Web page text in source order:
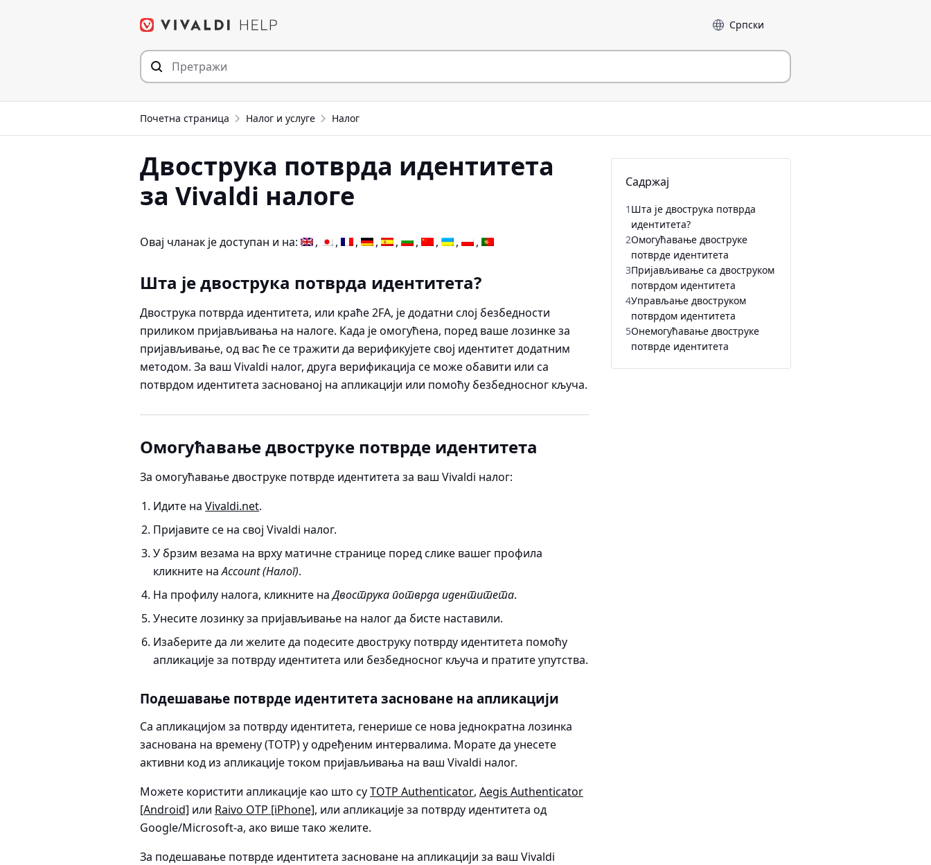
Језик
Почетна страница Налог и услуге Налог
Двострука потврда идентитета
за Vivaldi налоге
Овај чланак је доступан и на:
Шта је двострука потврда идентитета?
Двострука потврда идентитета, или краће 2FA, је додатни слој безбедности
приликом пријављивања на налоге. Када је омогућена, поред ваше лозинке за
пријављивање, од вас ће се тражити да верификујете свој идентитет додатним
методом. За ваш Vivaldi налог, друга верификација се може обавити или са
потврдом идентитета заснованој на апликацији или помоћу безбедносног кључа.
Омогућавање двоструке потврде идентитета
За омогућавање двоструке потврде идентитета за ваш Vivaldi налог:
Идите наVivaldi.net.
Пријавите се на свој Vivaldi налог.
У брзим везама на врху матичне странице поред слике вашег профила
кликните наAccount (Налог).
На профилу налога, кликните наДвострука потврда идентитета.
Унесите лозинку за пријављивање на налог да бисте наставили.
Изаберите да ли желите да подесите двоструку потврду идентитета помоћу
апликације за потврду идентитета или безбедносног кључа и пратите упутства.
Подешавање потврде идентитета засноване на апликацији
Са апликацијом за потврду идентитета, генерише се нова једнократна лозинка
заснована на времену (TOTP) у одређеним интервалима. Морате да унесете
активни код из апликације током пријављивања на ваш Vivaldi налог.
Можете користити апликације као што суTOTP Authenticator, Aegis Authenticator
[Android] или Raivo OTP [iPhone], или апликације за потврду идентитета од
Google/Microsoft-а, ако више тако желите.
За подешавање потврде идентитета засноване на апликацији за ваш Vivaldi
Садржај
1 Шта је двострука потврда
идентитета?
2Омогућавање двоструке
потврде идентитета
3Пријављивање са двоструком
потврдом идентитета
4Управљање двоструком
потврдом идентитета
5Онемогућавање двоструке
потврде идентитета